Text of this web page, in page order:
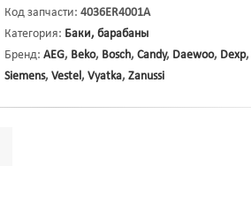
Код запчасти: 4036ER4001A
Категория: Баки, барабаны
Бренд: AEG, Beko, Bosch, Candy, Daewoo, Dexp,
Siemens, Vestel, Vyatka, Zanussi